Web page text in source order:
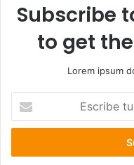
Subscribe
to get
Lorem ipsum
correo